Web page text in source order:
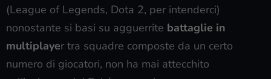
(League of Legends, Dota 2, per intenderci)
nonostante si basi su agguerrite battaglie in
multiplayer tra squadre composte da un certo
numero di giocatori, non ha mai attecchito